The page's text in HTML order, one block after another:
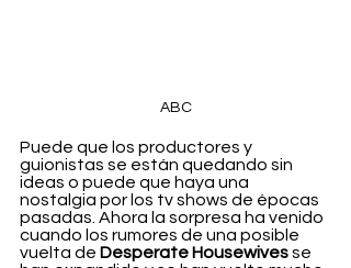
ABC
Puede que los productores y
guionistas se están quedando sin
ideas o puede que haya una
nostalgia por los tv shows de épocas
pasadas. Ahora la sorpresa ha venido
cuando los rumores de una posible
vuelta de Desperate Housewives se